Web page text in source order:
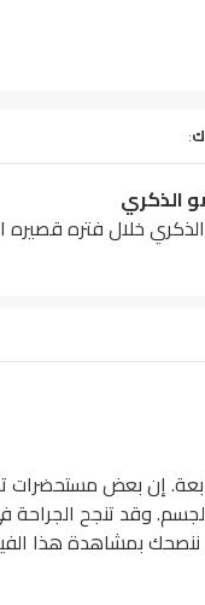
:
الذكري
الذكري خلال فتره
إن بعض مستحضرات
بمشاهدة هذا